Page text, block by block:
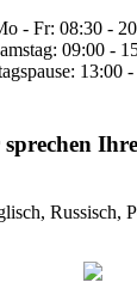
- Fr: 08:30 -
09:00 -
13:00
Russisch,